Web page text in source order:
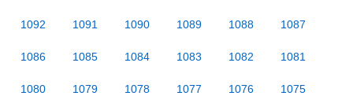
1092 1091 1090 1089 1088 1087
1086 1085 1084 1083 1082 1081
1080 1079 1078 1077 1076 1075